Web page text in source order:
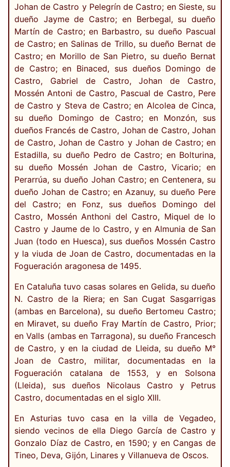
Johan de Castro y Pelegrín de Castro; en Sieste, su
dueño Jayme de Castro; en Berbegal, su dueño
Martín de Castro; en Barbastro, su dueño Pascual
de Castro; en Salinas de Trillo, su dueño Bernat de
Castro; en Morillo de San Pietro, su dueño Bernat
de Castro; en Binaced, sus dueños Domingo de
Castro, Gabriel de Castro, Johan de Castro,
Mossén Antoni de Castro, Pascual de Castro, Pere
de Castro y Steva de Castro; en Alcolea de Cinca,
su dueño Domingo de Castro; en Monzón, sus
dueños Francés de Castro, Johan de Castro, Johan
de Castro, Johan de Castro y Johan de Castro; en
Estadilla, su dueño Pedro de Castro; en Bolturina,
su dueño Mossén Johan de Castro, Vicario; en
Perarrúa, su dueño Johan Castro; en Centenera, su
dueño Johan de Castro; en Azanuy, su dueño Pere
del Castro; en Fonz, sus dueños Domingo del
Castro, Mossén Anthoni del Castro, Miquel de lo
Castro y Jaume de lo Castro, y en Almunia de San
Juan (todo en Huesca), sus dueños Mossén Castro
y la viuda de Joan de Castro, documentadas en la
Fogueración aragonesa de 1495.
En Cataluña tuvo casas solares en Gelida, su dueño
N. Castro de la Riera; en San Cugat Sasgarrigas
(ambas en Barcelona), su dueño Bertomeu Castro;
en Miravet, su dueño Fray Martín de Castro, Prior;
en Valls (ambas en Tarragona), su dueño Francesch
de Castro, y en la ciudad de Lleida, su dueño M°
Joan de Castro, militar, documentadas en la
Fogueración catalana de 1553, y en Solsona
(Lleida), sus dueños Nicolaus Castro y Petrus
Castro, documentadas en el siglo XIII.
En Asturias tuvo casa en la villa de Vegadeo,
siendo vecinos de ella Diego García de Castro y
Gonzalo Díaz de Castro, en 1590; y en Cangas de
Tineo, Deva, Gijón, Linares y Villanueva de Oscos.